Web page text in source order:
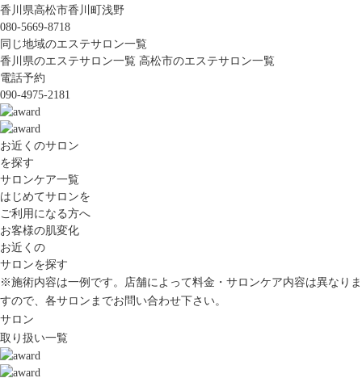
香川県高松市香川町浅野
080-5669-8718
同じ地域のエステサロン一覧
香川県のエステサロン一覧 高松市のエステサロン一覧
電話予約
090-4975-2181
お近くのサロン
を探す
サロンケア一覧
はじめてサロンを
ご利用になる方へ
お客様の肌変化
お近くの
サロンを探す
※施術内容は一例です。店舗によって料金・サロンケア内容は異なりま
すので、各サロンまでお問い合わせ下さい。
サロン
取り扱い一覧